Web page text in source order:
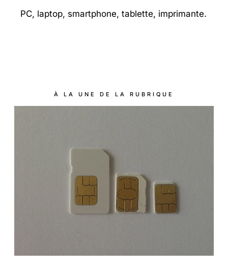
PC, laptop, smartphone, tablette, imprimante.
À LA UNE DE LA RUBRIQUE